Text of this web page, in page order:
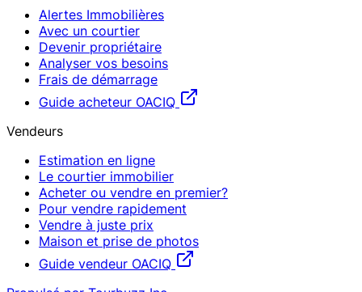
Alertes Immobilières
Avec un courtier
Devenir propriétaire
Analyser vos besoins
Frais de démarrage
Guide acheteur OACIQ
Vendeurs
Estimation en ligne
Le courtier immobilier
Acheter ou vendre en premier?
Pour vendre rapidement
Vendre à juste prix
Maison et prise de photos
Guide vendeur OACIQ